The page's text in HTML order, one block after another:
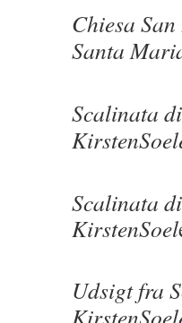
Chiesa
Santa
Scalinata
Scalinata
KirstenSoel
Udsigt fra